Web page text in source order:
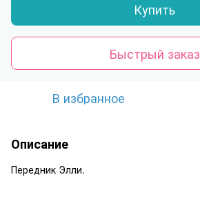
Купить
Быстрый заказ
В избранное
Описание
Передник Элли.